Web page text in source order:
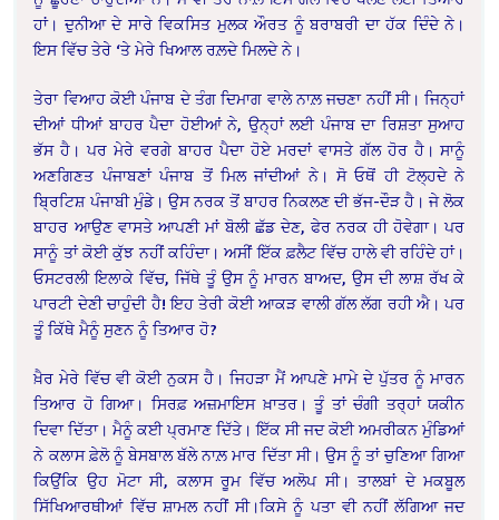
ਹਾਂ। ਦੁਨੀਆ ਦੇ ਸਾਰੇ ਵਿਕਸਿਤ ਮੁਲਕ ਔਰਤ ਨੂੰ ਬਰਾਬਰੀ ਦਾ ਹੱਕ ਦਿੰਦੇ ਨੇ।
ਇਸ ਵਿੱਚ ਤੇਰੇ ‘ਤੇ ਮੇਰੇ ਖਿਆਲ ਰਲ਼ਦੇ ਮਿਲਦੇ ਨੇ।
ਤੇਰਾ ਵਿਆਹ ਕੋਈ ਪੰਜਾਬ ਦੇ ਤੰਗ ਦਿਮਾਗ ਵਾਲੇ ਨਾਲ਼ ਜਚਣਾ ਨਹੀਂ ਸੀ। ਜਿਨ੍ਹਾਂ
ਦੀਆਂ ਧੀਆਂ ਬਾਹਰ ਪੈਦਾ ਹੋਈਆਂ ਨੇ, ਉਨ੍ਹਾਂ ਲਈ ਪੰਜਾਬ ਦਾ ਰਿਸ਼ਤਾ ਸੁਆਹ
ਭੱਸ ਹੈ। ਪਰ ਮੇਰੇ ਵਰਗੇ ਬਾਹਰ ਪੈਦਾ ਹੋਏ ਮਰਦਾਂ ਵਾਸਤੇ ਗੱਲ ਹੋਰ ਹੈ। ਸਾਨੂੰ
ਅਣਗਿਣਤ ਪੰਜਾਬਣਾਂ ਪੰਜਾਬ ਤੋਂ ਮਿਲ ਜਾਂਦੀਆਂ ਨੇ। ਸੋ ਓਥੋਂ ਹੀ ਟੋਲ੍ਹਦੇ ਨੇ
ਬ੍ਰਿਟਿਸ਼ ਪੰਜਾਬੀ ਮੁੰਡੇ। ਉਸ ਨਰਕ ਤੋਂ ਬਾਹਰ ਨਿਕਲਣ ਦੀ ਭੱਜ-ਦੌੜ ਹੈ। ਜੇ ਲੋਕ
ਬਾਹਰ ਆਉਣ ਵਾਸਤੇ ਆਪਣੀ ਮਾਂ ਬੋਲੀ ਛੱਡ ਦੇਣ, ਫੇਰ ਨਰਕ ਹੀ ਹੋਵੇਗਾ। ਪਰ
ਸਾਨੂੰ ਤਾਂ ਕੋਈ ਕੁੱਝ ਨਹੀਂ ਕਹਿੰਦਾ। ਅਸੀਂ ਇੱਕ ਫ਼ਲੈਟ ਵਿੱਚ ਹਾਲੇ ਵੀ ਰਹਿੰਦੇ ਹਾਂ।
ਓਸਟਰਲੀ ਇਲਾਕੇ ਵਿੱਚ, ਜਿੱਥੇ ਤੂੰ ਉਸ ਨੂੰ ਮਾਰਨ ਬਾਅਦ, ਉਸ ਦੀ ਲਾਸ਼ ਰੱਖ ਕੇ
ਪਾਰਟੀ ਦੇਣੀ ਚਾਹੁੰਦੀ ਹੈ! ਇਹ ਤੇਰੀ ਕੋਈ ਆਕੜ ਵਾਲੀ ਗੱਲ ਲੱਗ ਰਹੀ ਐ। ਪਰ
ਤੂੰ ਕਿੱਥੇ ਮੈਨੂੰ ਸੁਣਨ ਨੂੰ ਤਿਆਰ ਹੋ?
ਖ਼ੈਰ ਮੇਰੇ ਵਿੱਚ ਵੀ ਕੋਈ ਨੁਕਸ ਹੈ। ਜਿਹੜਾ ਮੈਂ ਆਪਣੇ ਮਾਮੇ ਦੇ ਪੁੱਤਰ ਨੂੰ ਮਾਰਨ
ਤਿਆਰ ਹੋ ਗਿਆ। ਸਿਰਫ਼ ਅਜ਼ਮਾਇਸ ਖ਼ਾਤਰ। ਤੂੰ ਤਾਂ ਚੰਗੀ ਤਰ੍ਹਾਂ ਯਕੀਨ
ਦਿਵਾ ਦਿੱਤਾ। ਮੈਨੂੰ ਕਈ ਪ੍ਰਮਾਣ ਦਿੱਤੇ। ਇੱਕ ਸੀ ਜਦ ਕੋਈ ਅਮਰੀਕਨ ਮੁੰਡਿਆਂ
ਨੇ ਕਲਾਸ ਫ਼ੇਲੋ ਨੂੰ ਬੇਸਬਾਲ ਬੱਲੇ ਨਾਲ਼ ਮਾਰ ਦਿੱਤਾ ਸੀ। ਉਸ ਨੂੰ ਤਾਂ ਚੁਣਿਆ ਗਿਆ
ਕਿਉਂਕਿ ਉਹ ਮੋਟਾ ਸੀ, ਕਲਾਸ ਰੂਮ ਵਿੱਚ ਅਲੋਪ ਸੀ। ਤਾਲਬਾਂ ਦੇ ਮਕਬੂਲ
ਸਿੱਖਿਆਰਥੀਆਂ ਵਿੱਚ ਸ਼ਾਮਲ ਨਹੀਂ ਸੀ।ਕਿਸੇ ਨੂੰ ਪਤਾ ਵੀ ਨਹੀਂ ਲੱਗਿਆ ਜਦ